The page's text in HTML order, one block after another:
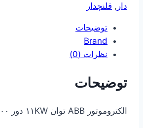
دار , فلنچدار
توضیحات
Brand
نظرات (0)
توضیحات
الکتروموتور ABB توان ۱۱KW دور ۱۵۰۰ سه فاز